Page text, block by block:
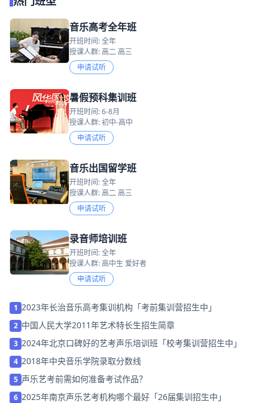
音乐高考全年班
开班时间: 全年
授课人群: 高二 高三
申请试听
暑假预科集训班
开班时间: 6-8月
授课人群: 初中-高中
申请试听
音乐出国留学班
开班时间: 全年
授课人群: 高二 高三
申请试听
录音师培训班
开班时间: 全年
授课人群: 高中生 爱好者
申请试听
1 2023年长治音乐高考集训机构「考前集训营招生中」
2 中国人民大学2011年艺术特长生招生简章
3 2024年北京口碑好的艺考声乐培训班「校考集训营招生中」
4 2018年中央音乐学院录取分数线
5 声乐艺考前需如何准备考试作品？
6 2025年南京声乐艺考机构哪个最好「26届集训招生中」